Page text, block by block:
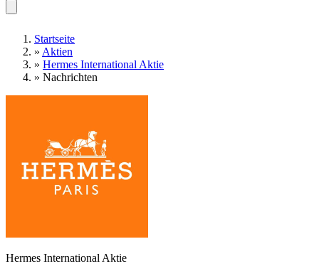
Startseite
» Aktien
» Hermes International Aktie
» Nachrichten
Hermes International Aktie